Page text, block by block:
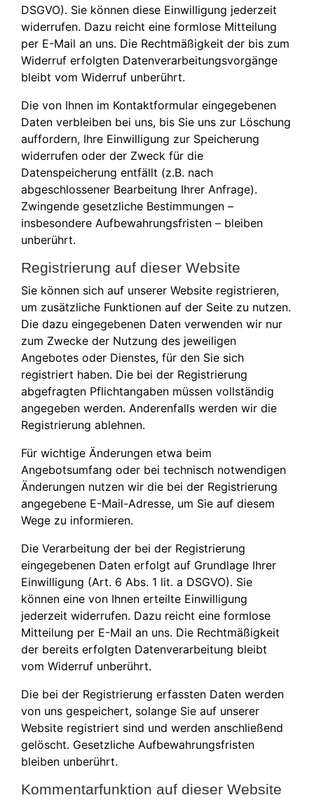
DSGVO). Sie können diese Einwilligung jederzeit
widerrufen. Dazu reicht eine formlose Mitteilung
per E-Mail an uns. Die Rechtmäßigkeit der bis zum
Widerruf erfolgten Datenverarbeitungsvorgänge
bleibt vom Widerruf unberührt.
Die von Ihnen im Kontaktformular eingegebenen
Daten verbleiben bei uns, bis Sie uns zur Löschung
auffordern, Ihre Einwilligung zur Speicherung
widerrufen oder der Zweck für die
Datenspeicherung entfällt (z.B. nach
abgeschlossener Bearbeitung Ihrer Anfrage).
Zwingende gesetzliche Bestimmungen –
insbesondere Aufbewahrungsfristen – bleiben
unberührt.
Registrierung auf dieser Website
Sie können sich auf unserer Website registrieren,
um zusätzliche Funktionen auf der Seite zu nutzen.
Die dazu eingegebenen Daten verwenden wir nur
zum Zwecke der Nutzung des jeweiligen
Angebotes oder Dienstes, für den Sie sich
registriert haben. Die bei der Registrierung
abgefragten Pflichtangaben müssen vollständig
angegeben werden. Anderenfalls werden wir die
Registrierung ablehnen.
Für wichtige Änderungen etwa beim
Angebotsumfang oder bei technisch notwendigen
Änderungen nutzen wir die bei der Registrierung
angegebene E-Mail-Adresse, um Sie auf diesem
Wege zu informieren.
Die Verarbeitung der bei der Registrierung
eingegebenen Daten erfolgt auf Grundlage Ihrer
Einwilligung (Art. 6 Abs. 1 lit. a DSGVO). Sie
können eine von Ihnen erteilte Einwilligung
jederzeit widerrufen. Dazu reicht eine formlose
Mitteilung per E-Mail an uns. Die Rechtmäßigkeit
der bereits erfolgten Datenverarbeitung bleibt
vom Widerruf unberührt.
Die bei der Registrierung erfassten Daten werden
von uns gespeichert, solange Sie auf unserer
Website registriert sind und werden anschließend
gelöscht. Gesetzliche Aufbewahrungsfristen
bleiben unberührt.
Kommentarfunktion auf dieser Website